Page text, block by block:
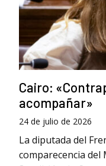
Cairo:
acompañar»
24 de julio de 2026
La diputada del
comparecencia del